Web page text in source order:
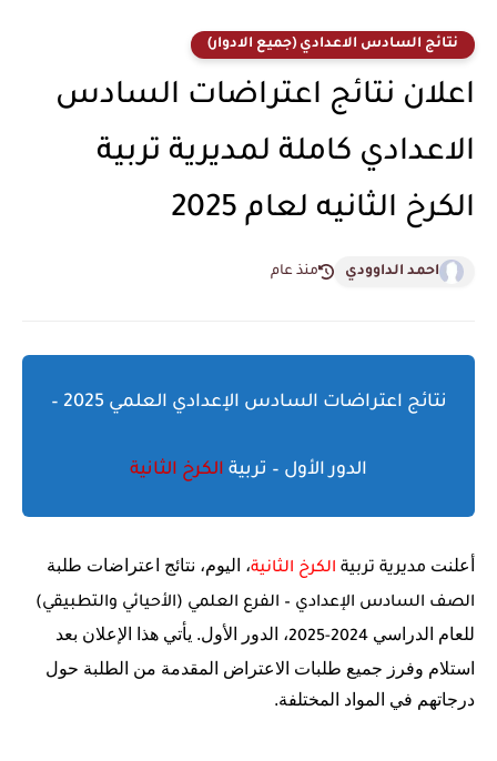
نتائج السادس الاعدادي (جميع الادوار)
اعلان نتائج اعتراضات السادس
الاعدادي كاملة لمديرية تربية
الكرخ الثانيه لعام 2025
احمد الداوودي منذ عام
نتائج اعتراضات السادس الإعدادي العلمي 2025 –
الدور الأول – تربية الكرخ الثانية
أعلنت مديرية تربية الكرخ الثانية، اليوم، نتائج اعتراضات طلبة
الصف السادس الإعدادي – الفرع العلمي (الأحيائي والتطبيقي)
للعام الدراسي 2024-2025
، الدور الأول. يأتي هذا الإعلان بعد
استلام وفرز جميع طلبات الاعتراض المقدمة من الطلبة حول
درجاتهم في المواد المختلفة.